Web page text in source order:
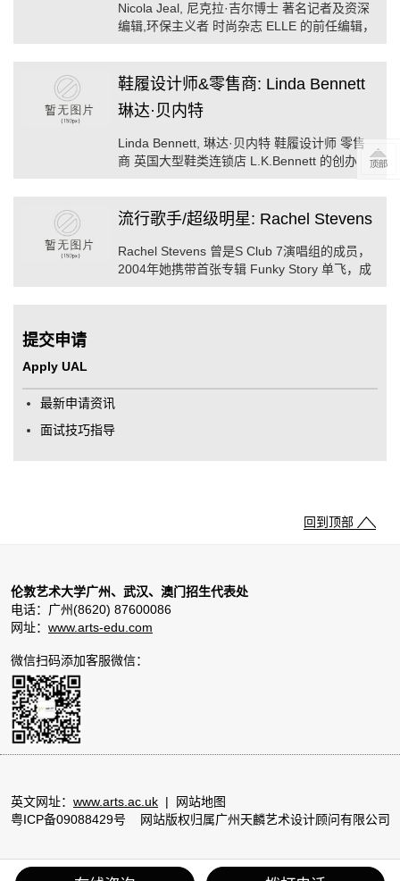
Nicola Jeal, 尼克拉·吉尔博士 著名记者及资深
编辑,环保主义者 时尚杂志 ELLE 的前任编辑，
鞋履设计师&零售商: Linda Bennett
琳达·贝内特
Linda Bennett, 琳达·贝内特 鞋履设计师 零售
商 英国大型鞋类连锁店 L.K.Bennett 的创办
流行歌手/超级明星: Rachel Stevens
Rachel Stevens 曾是S Club 7演唱组的成员，
2004年她携带首张专辑 Funky Story 单飞，成
提交申请
Apply UAL
最新申请资讯
面试技巧指导
回到顶部
伦敦艺术大学广州、武汉、澳门招生代表处
电话：广州(8620) 87600086
网址： www.arts-edu.com
微信扫码添加客服微信：
英文网址： www.arts.ac.uk |
网站地图
粤ICP备09088429号 网站版权归属广州天麟艺术设计顾问有限公司